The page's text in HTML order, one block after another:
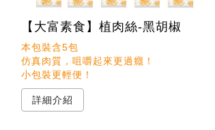
【大富素食】植肉絲-黑胡椒
本包裝含5包
仿真肉質，咀嚼起來更過癮！
詳細介紹